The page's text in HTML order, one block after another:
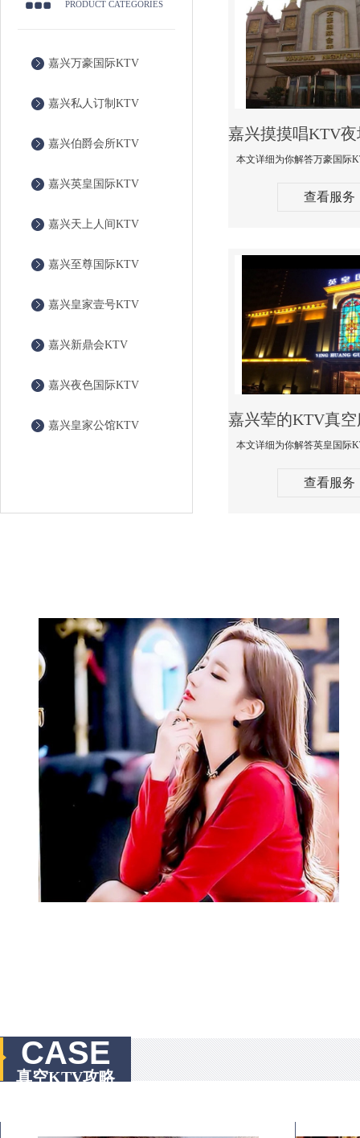
PRODUCT CATEGORIES
嘉兴万豪国际KTV
嘉兴私人订制KTV
嘉兴伯爵会所KTV
嘉兴英皇国际KTV
嘉兴天上人间KTV
嘉兴至尊国际KTV
嘉兴皇家壹号KTV
嘉兴新鼎会KTV
嘉兴夜色国际KTV
嘉兴皇家公馆KTV
查看服务
查看服务
CASE
真空KTV攻略